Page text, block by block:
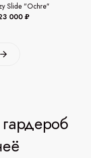
Slide "Ochre"
000 ₽